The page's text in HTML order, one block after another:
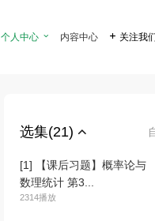
个人中心  内容中心  关注我
选集(21)
[1] 【课后习题】概率论与
数理统计 第3...
2314播放